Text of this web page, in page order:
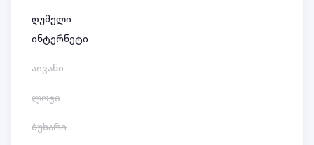
ღუმელი
ინტერნეტი
აივანი
ლოჯი
ბუხარი